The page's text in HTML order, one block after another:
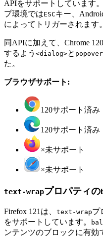
APIをサポートしています
プ環境ではESCキー、
によってトリガーされます。
同APIに加えて、Chrome
するよう <dialog>と popover
た。
ブラウザサポート:
120サポート済み
120サポート済み
×未サポート
×未サポート
text-wrapプロパティの
Firefox 121は、 text-wrapプ
をサポートしています。
ンテンツのブロックに有効